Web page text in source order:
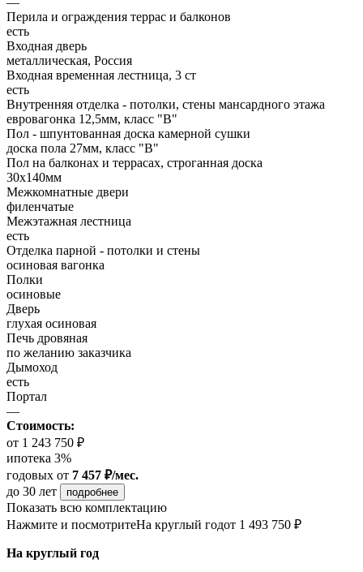
Перила и ограждения террас и балконов
есть
Входная дверь
металлическая, Россия
Входная временная лестница, 3 ст
есть
Внутренняя отделка - потолки, стены мансардного этажа
евровагонка 12,5мм, класс "В"
Пол - шпунтованная доска камерной сушки
доска пола 27мм, класс "B"
Пол на балконах и террасах, строганная доска
30x140мм
Межкомнатные двери
филенчатые
Межэтажная лестница
есть
Отделка парной - потолки и стены
осиновая вагонка
Полки
осиновые
Дверь
глухая осиновая
Печь дровяная
по желанию заказчика
Дымоход
есть
Портал
—
Стоимость:
от 1 243 750 ₽
ипотека 3%
годовых от 7 457 ₽/мес.
до 30 лет
подробнее
Показать всю комплектацию
Нажмите и посмотритеНа круглый годот 1 493 750 ₽
На круглый год